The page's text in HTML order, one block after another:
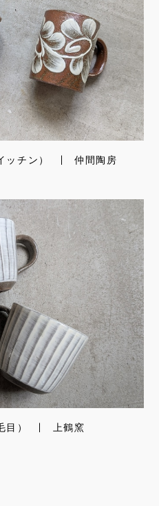
ッチン） | 仲間陶房
目） | 上鶴窯